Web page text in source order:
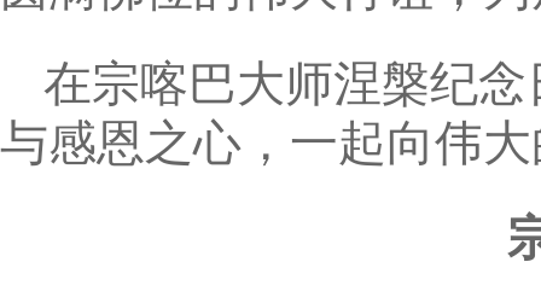
在宗喀巴大师涅槃纪
与感恩之心，一起向伟